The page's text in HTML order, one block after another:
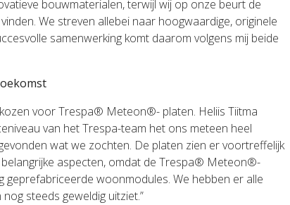
bouwmaterialen, terwijl wij op onze beurt de
We streven allebei naar hoogwaardige, originele
samenwerking komt daarom volgens mij beide
voor Trespa® Meteon®- platen. Heliis Tiitma
van het Trespa-team het ons meteen heel
wat we zochten. De platen zien er voortreffelijk
aspecten, omdat de Trespa® Meteon®-
woonmodules. We hebben er alle
steeds geweldig uitziet.”